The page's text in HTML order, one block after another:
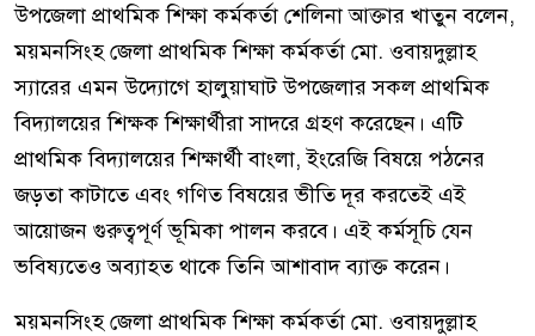
উপজেলা প্রাথমিক শিক্ষা কর্মকর্তা শেলিনা আক্তার খাতুন বলেন,
ময়মনসিংহ জেলা প্রাথমিক শিক্ষা কর্মকর্তা মো. ওবায়দুল্লাহ
স্যারের এমন উদ্যোগে হালুয়াঘাট উপজেলার সকল প্রাথমিক
বিদ্যালয়ের শিক্ষক শিক্ষার্থীরা সাদরে গ্রহণ করেছেন। এটি
প্রাথমিক বিদ্যালয়ের শিক্ষার্থী বাংলা, ইংরেজি বিষয়ে পঠনের
জড়তা কাটাতে এবং গণিত বিষয়ের ভীতি দূর করতেই এই
আয়োজন গুরুত্বপূর্ণ ভূমিকা পালন করবে। এই কর্মসূচি যেন
ভবিষ্যতেও অব্যাহত থাকে তিনি আশাবাদ ব্যাক্ত করেন।
ময়মনসিংহ জেলা প্রাথমিক শিক্ষা কর্মকর্তা মো. ওবায়দুল্লাহ